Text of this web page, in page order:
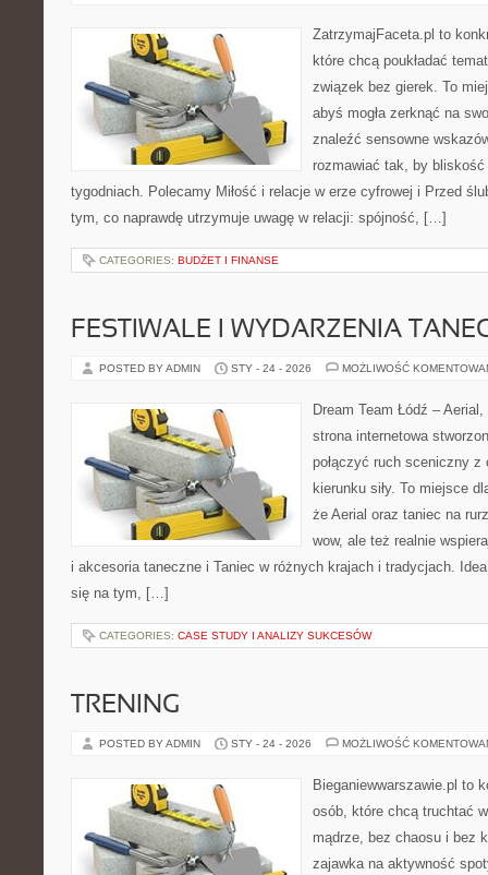
ZatrzymajFaceta.pl to
które chcą poukładać
związek bez gierek. To
abyś mogła zerknąć na
znaleźć sensowne
rozmawiać tak, by bliskość
tygodniach. Polecamy Miłość i relacje w erze cyfrowej i Przed
tym, co naprawdę utrzymuje uwagę w relacji: spójność, […]
CATEGORIES: BUDŻET I FINANSE
FESTIWALE I WYDARZENIA
POSTED BY ADMIN STY - 24 - 2026 MOŻLIWOŚĆ
Dream Team Łódź –
strona internetowa
połączyć ruch sceniczny
kierunku siły. To miejsce
że Aerial oraz taniec na
wow, ale też realnie
i akcesoria taneczne i Taniec w różnych krajach i tradycjach.
się na tym, […]
CATEGORIES: CASE STUDY I ANALIZY SUKCESÓW
TRENING
POSTED BY ADMIN STY - 24 - 2026 MOŻLIWOŚĆ
Bieganiewwarszawie.pl to
osób, które chcą truchtać
mądrze, bez chaosu i bez
zajawka na aktywność